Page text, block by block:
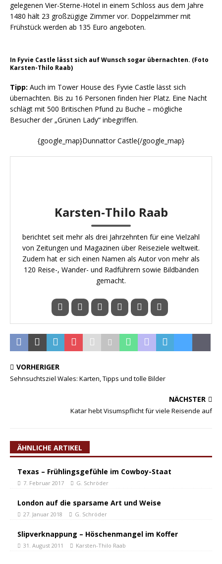
gelegenen Vier-Sterne-Hotel in einem Schloss aus dem Jahre
1480 hält 23 großzügige Zimmer vor. Doppelzimmer mit
Frühstück werden ab 135 Euro angeboten.
In Fyvie Castle lässt sich auf Wunsch sogar übernachten. (Foto
Karsten-Thilo Raab)
Tipp: Auch im Tower House des Fyvie Castle lässt sich
übernachten. Bis zu 16 Personen finden hier Platz. Eine Nacht
schlägt mit 500 Britischen Pfund zu Buche – mögliche
Besucher der „Grünen Lady“ inbegriffen.
{google_map}Dunnattor Castle{/google_map}
Karsten-Thilo Raab
berichtet seit mehr als drei Jahrzehnten für eine Vielzahl
von Zeitungen und Magazinen über Reiseziele weltweit.
Zudem hat er sich einen Namen als Autor von mehr als
120 Reise-, Wander- und Radführern sowie Bildbänden
gemacht.
VORHERIGER
Sehnsuchtsziel Wales: Karten, Tipps und tolle Bilder
NÄCHSTER
Katar hebt Visumspflicht für viele Reisende auf
ÄHNLICHE ARTIKEL
Texas – Frühlingsgefühle im Cowboy-Staat
7. Februar 2017 G. Schröder
London auf die sparsame Art und Weise
27. Januar 2018 G. Schröder
Slipverknappung – Höschenmangel im Koffer
31. August 2011 Karsten-Thilo Raab